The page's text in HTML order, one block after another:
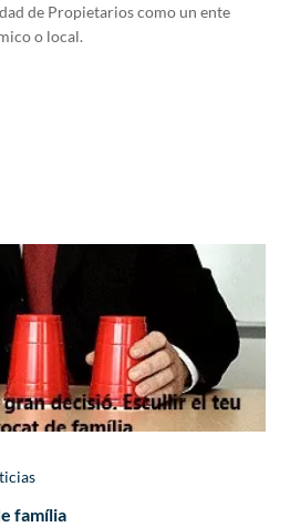
de Propietarios como un ente
o local.
família